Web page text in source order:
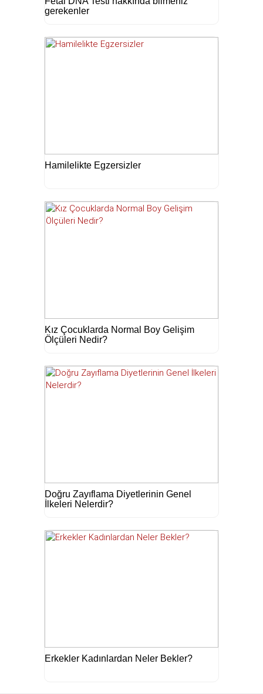
gerekenler
Hamilelikte Egzersizler
Kız Çocuklarda Normal Boy Gelişim
Ölçüleri Nedir?
Doğru Zayıflama Diyetlerinin Genel
İlkeleri Nelerdir?
Erkekler Kadınlardan Neler Bekler?